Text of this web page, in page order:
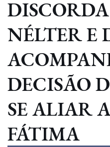
NÉLTER E
DECISÃO
SE ALIAR
FÁTIMA